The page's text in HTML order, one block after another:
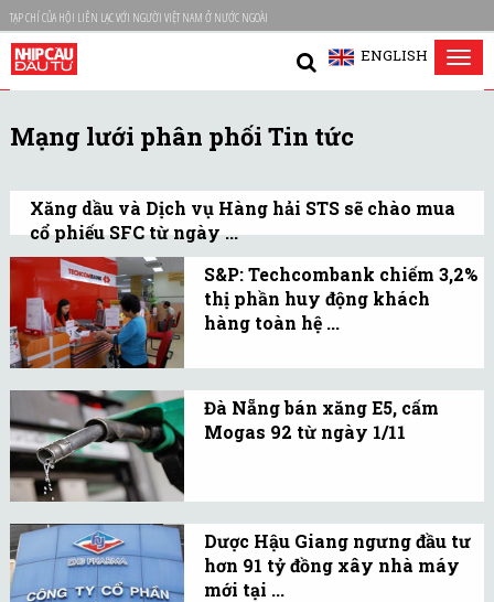
TẠP CHÍ CỦA HỘI LIÊN LẠC VỚI NGƯỜI VIỆT NAM Ở NƯỚC NGOÀI
ENGLISH
Mạng lưới phân phối Tin tức
Xăng dầu và Dịch vụ Hàng hải STS sẽ chào mua
cổ phiếu SFC từ ngày ...
Thời hạn dự kiến hoàn tất đợt chào mua là
01/12/2014. Mục đích chào mua là để phát
triển mạng lưới phân phối xăng dầu.
S&P: Techcombank chiếm 3,2%
thị phần huy động khách
hàng toàn hệ ...
nhánh rộng khắp phục
vụ hiệu quả cho phân
nhân và doanh nghiệp.
Đà Nẵng bán xăng E5, cấm
Mogas 92 từ ngày 1/11
92 vào toàn bộ mạng lưới
phân phối để thay thế
xăng Mogas 92 trên địa
Dược Hậu Giang ngưng đầu tư
hơn 91 tỷ đồng xây nhà máy
mới tại ...